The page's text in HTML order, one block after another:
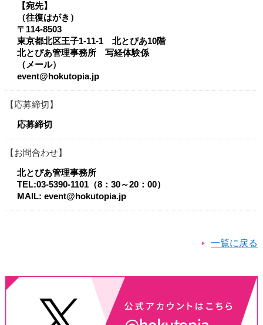
【宛先】
（往復はがき）
〒114-8503
東京都北区王子1-11-1 北とぴあ10階
北とぴあ管理事務所 写経体験係
（メール）
event@hokutopia.jp
応募締切
応募締切
お問合わせ
北とぴあ管理事務所
TEL:03-5390-1101（8：30～20：00）
MAIL: event@hokutopia.jp
一覧に戻る